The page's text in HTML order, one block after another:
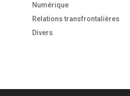
Numérique
Relations transfrontalières
Divers